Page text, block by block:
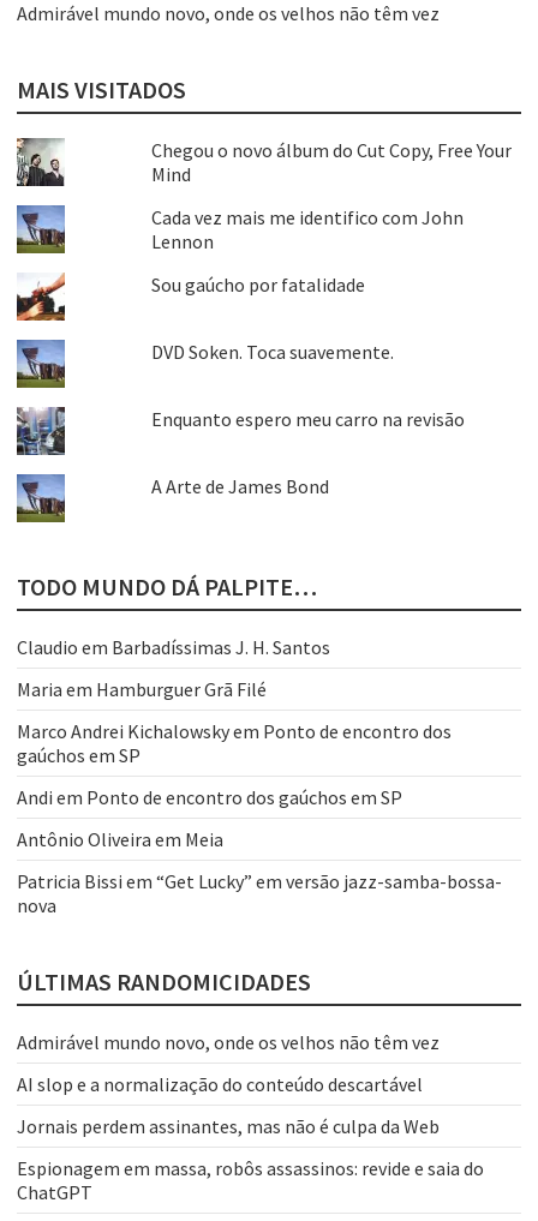
Admirável mundo novo, onde os velhos não têm vez
MAIS VISITADOS
Chegou o novo álbum do Cut Copy, Free Your
Mind
Cada vez mais me identifico com John
Lennon
Sou gaúcho por fatalidade
DVD Soken. Toca suavemente.
Enquanto espero meu carro na revisão
A Arte de James Bond
TODO MUNDO DÁ PALPITE…
Claudio em Barbadíssimas J. H. Santos
Maria em Hamburguer Grã Filé
Marco Andrei Kichalowskyem Ponto de encontro dos
gaúchos em SP
Andi em Ponto de encontro dos gaúchos em SP
Antônio Oliveira em Meia
Patricia Bissi em “Get Lucky” em versão jazz-samba-bossa-
nova
ÚLTIMAS RANDOMICIDADES
Admirável mundo novo, onde os velhos não têm vez
AI slop e a normalização do conteúdo descartável
Jornais perdem assinantes, mas não é culpa da Web
Espionagem em massa, robôs assassinos: revide e saia do
ChatGPT